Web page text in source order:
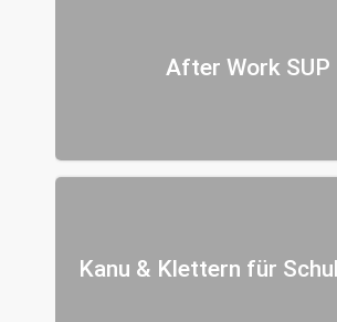
After Work SUP
Kanu & Klettern für